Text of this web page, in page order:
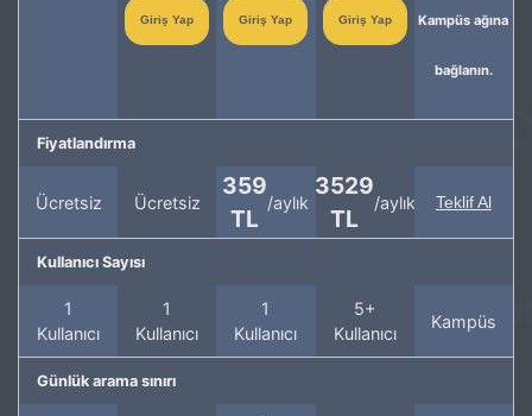
Giriş Yap Giriş Yap Giriş Yap Kampüs ağına
bağlanın.
Fiyatlandırma
Ücretsiz Ücretsiz
359
TL
/aylık
3529
TL
/aylık Teklif Al
Kullanıcı Sayısı
1
Kullanıcı
1
Kullanıcı
1
Kullanıcı
5+
Kullanıcı
Kampüs
Günlük arama sınırı